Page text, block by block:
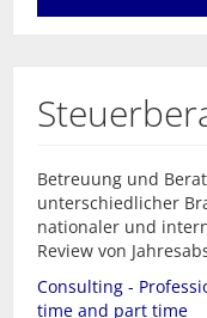
Betreuung und
unterschiedlicher
nationaler und
Review von
Consulting -
time and part time